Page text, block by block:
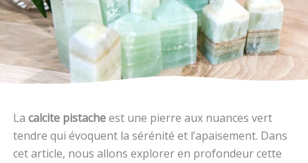
La calcite pistacheest une pierre aux nuances vert
tendre qui évoquent la sérénité et l’apaisement. Dans
cet article, nous allons explorer en profondeur cette